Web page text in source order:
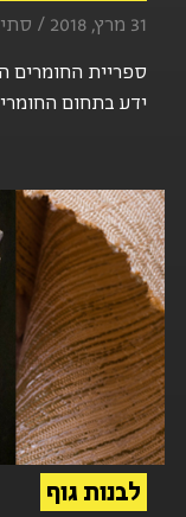
31 מרץ, 2018 / סתיו כהן
ספריית החומרים
ידע בתחום
לבנות גוף